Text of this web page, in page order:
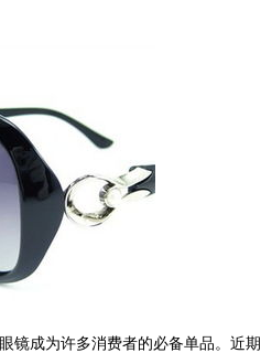
镜成为许多消费者的必备单品。近期